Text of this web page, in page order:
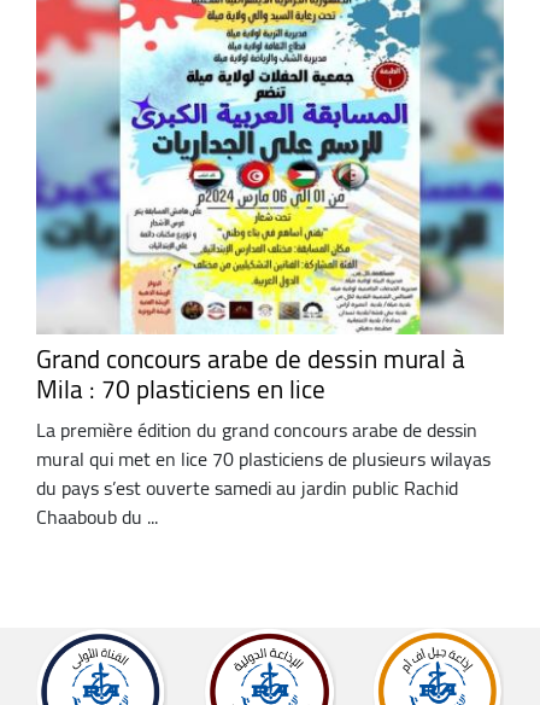
Grand concours arabe de dessin mural à
Mila : 70 plasticiens en lice
La première édition du grand concours arabe de dessin
mural qui met en lice 70 plasticiens de plusieurs wilayas
du pays s’est ouverte samedi au jardin public Rachid
Chaaboub du ...